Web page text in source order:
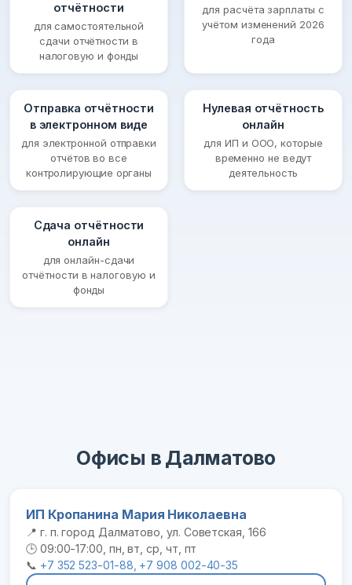
отчётности
для самостоятельной
сдачи отчётности в
налоговую и фонды
для расчёта зарплаты с
учётом изменений 2026
года
Отправка отчётности
в электронном виде
для электронной отправки
отчётов во все
контролирующие органы
Нулевая отчётность
онлайн
для ИП и ООО, которые
временно не ведут
деятельность
Сдача отчётности
онлайн
для онлайн-сдачи
отчётности в налоговую и
фонды
Офисы в Далматово
ИП Кропанина Мария Николаевна
📍 г. п. город Далматово, ул. Советская, 166
🕒 09:00-17:00, пн, вт, ср, чт, пт
📞 +7 352 523-01-88, +7 908 002-40-35